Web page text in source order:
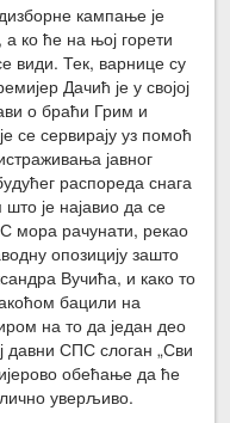
кампање је
ко ће на њој горети
види. Тек, варнице су
Дачић је у својој
о браћи Грим и
се сервирају уз помоћ
јавног
распореда снага
је најавио да се
мора рачунати, рекао
опозицију зашто
Вучића, и како то
бацили на
на то да један део
давни СПС слоган „Сви
обећање да ће
уверљиво.